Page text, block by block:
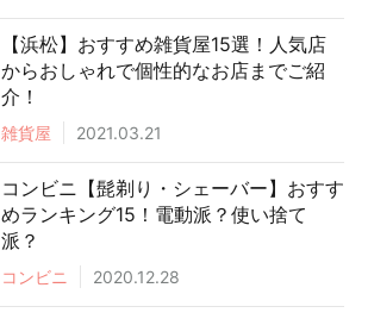
【浜松】おすすめ雑貨屋15選！人気店
からおしゃれで個性的なお店までご紹
介！
雑貨屋 2021.03.21
コンビニ【髭剃り・シェーバー】おすす
めランキング15！電動派？使い捨て
派？
コンビニ 2020.12.28